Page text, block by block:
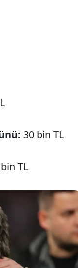
30 bin TL
TL